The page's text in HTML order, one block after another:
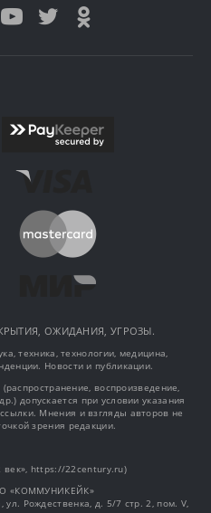
ОЖИДАНИЯ, УГРОЗЫ.
техника, технологии, медицина,
Новости и публикации.
воспроизведение,
допускается при условии указания
Мнения и взгляды авторов не
зрения редакции.
век», https://22century.ru)
«КОММУНИКЕЙК»
ул. Рождественка, д. 5/7 стр. 2, пом. V,